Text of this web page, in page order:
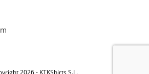
2026 - KTKShirts S.L.